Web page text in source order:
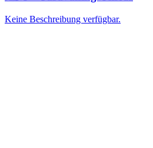
Keine Beschreibung verfügbar.